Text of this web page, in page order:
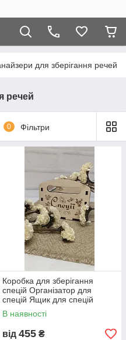
для зберігання речей
речей
0 Фільтри
Коробка для зберігання
спецій Організатор для
спецій Ящик для спецій
Коробка для спецій Місце
для спецій
В наявності
від 455 ₴